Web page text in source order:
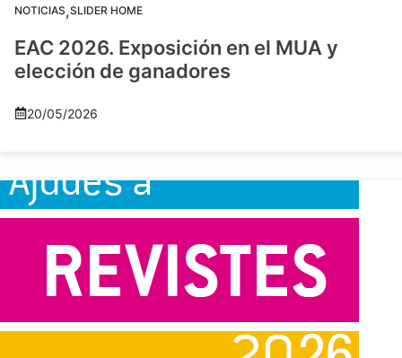
NOTICIAS,SLIDER HOME
EAC 2026. Exposición en el MUA y
elección de ganadores
20/05/2026